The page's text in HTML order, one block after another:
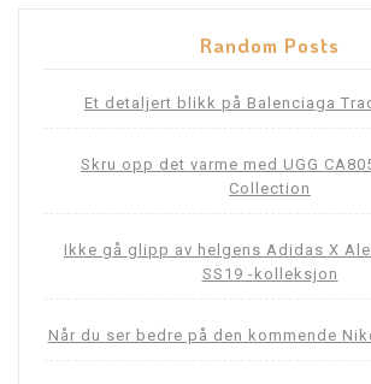
Random Posts
Et detaljert blikk på Balenciaga
Skru opp det varme med UGG
Collection
Ikke gå glipp av helgens Adidas X
SS19 -kolleksjon
Når du ser bedre på den kommende